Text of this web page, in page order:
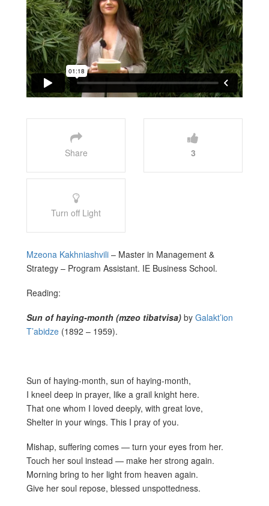
Share 3
Turn off Light
Mzeona Kakhniashvili – Master in Management &
Strategy – Program Assistant. IE Business School.
Reading:
Sun of haying-month (mzeo tibatvisa) by Galakt’ion
T’abidze (1892 – 1959).
Sun of haying-month, sun of haying-month,
I kneel deep in prayer, like a grail knight here.
That one whom I loved deeply, with great love,
Shelter in your wings. This I pray of you.
Mishap, suffering comes — turn your eyes from her.
Touch her soul instead — make her strong again.
Morning bring to her light from heaven again.
Give her soul repose, blessed unspottedness.